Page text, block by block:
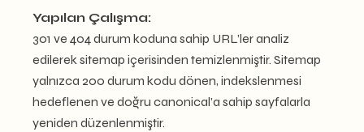
Yapılan Çalışma:
301 ve 404 durum koduna sahip URL’ler analiz
edilerek sitemap içerisinden temizlenmiştir. Sitemap
yalnızca 200 durum kodu dönen, indekslenmesi
hedeflenen ve doğru canonical’a sahip sayfalarla
yeniden düzenlenmiştir.